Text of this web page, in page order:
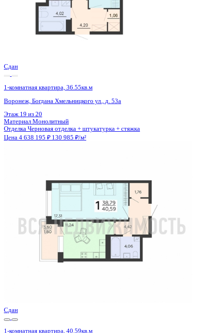
1-комнатная квартира, 39.83кв.м
Этаж
Материал
Монолитный
Отделка Черновая отделка
Цена 4 637 100 ₽ 123 426 ₽/м²
Сдан